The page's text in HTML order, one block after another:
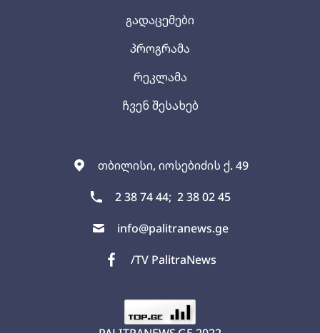
თბილისი, იოსებიძის ქ. 49
2 38 74 44; 2 38 02 45
info@palitranews.ge
/TV PalitraNews
გადაცემები
პროგრამა
რეკლამა
ჩვენ შესახებ